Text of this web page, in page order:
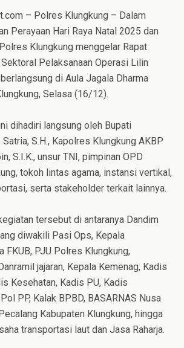
– Polres Klungkung – Dalam
Perayaan Hari Raya Natal 2025 dan
Klungkung menggelar Rapat
Pelaksanaan Operasi Lilin
di Aula Jagala Dharma
Selasa (16/12).
dihadiri langsung oleh Bupati
S.H., Kapolres Klungkung AKBP
S.I.K., unsur TNI, pimpinan OPD
tokoh lintas agama, instansi vertikal,
serta stakeholder terkait lainnya.
tersebut di antaranya Dandim
diwakili Pasi Ops, Kepala
FKUB, PJU Polres Klungkung,
jajaran, Kepala Kemenag, Kadis
Kesehatan, Kadis PU, Kadis
PP, Kalak BPBD, BASARNAS Nusa
Kabupaten Klungkung, hingga
transportasi laut dan Jasa Raharja.